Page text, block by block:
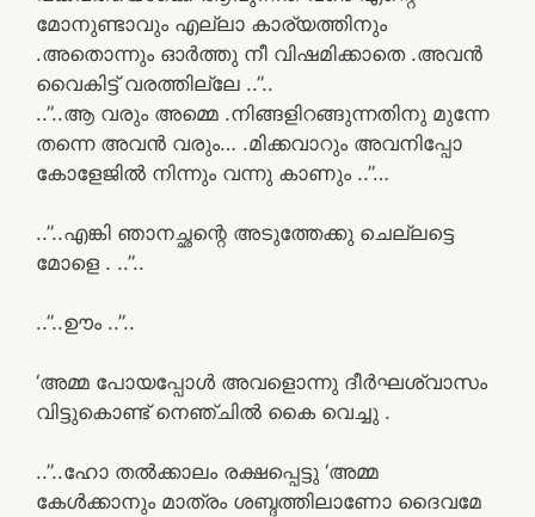
മോനുണ്ടാവും എല്ലാ കാര്യത്തിനും
.അതൊന്നും ഓർത്തു നീ വിഷമിക്കാതെ .അവൻ
വൈകിട്ട് വരത്തില്ലേ ..”..
..”..ആ വരും അമ്മെ .നിങ്ങളിറങ്ങുന്നതിനു മുന്നേ
തന്നെ അവൻ വരും… .മിക്കവാറും അവനിപ്പോ
കോളേജിൽ നിന്നും വന്നു കാണും ..”…
..”..എങ്കി ഞാനച്ഛന്റെ അടുത്തേക്കു ചെല്ലട്ടെ
മോളെ . ..”..
..”..ഊം ..”..
‘അമ്മ പോയപ്പോൾ അവളൊന്നു ദീർഘശ്വാസം
വിട്ടുകൊണ്ട് നെഞ്ചിൽ കൈ വെച്ചു .
..”..ഹോ തൽക്കാലം രക്ഷപ്പെട്ടു ‘അമ്മ
കേൾക്കാനും മാത്രം ശബ്ദത്തിലാണോ ദൈവമേ